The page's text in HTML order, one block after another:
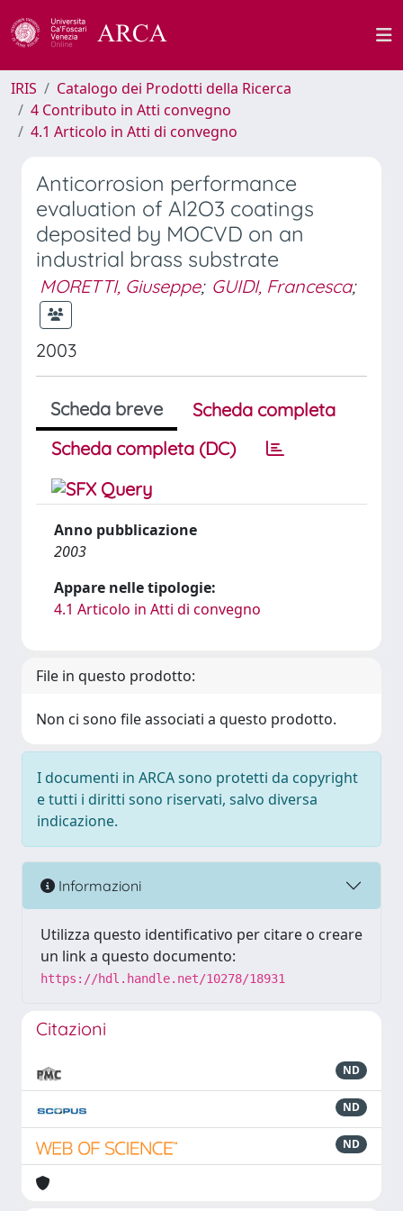
IRIS
Catalogo dei Prodotti della Ricerca
4 Contributo in Atti convegno
4.1 Articolo in Atti di convegno
Anticorrosion performance
evaluation of Al2O3 coatings
deposited by MOCVD on an
industrial brass substrate
MORETTI, Giuseppe; GUIDI, Francesca;
2003
Scheda breve
Scheda completa
Scheda completa (DC)
Anno pubblicazione
2003
Appare nelle tipologie:
4.1 Articolo in Atti di convegno
File in questo prodotto:
Non ci sono file associati a questo prodotto.
I documenti in ARCA sono protetti da copyright
e tutti i diritti sono riservati, salvo diversa
indicazione.
Informazioni
Utilizza questo identificativo per citare o creare
un link a questo documento:
https://hdl.handle.net/10278/18931
Citazioni
ND
ND
ND